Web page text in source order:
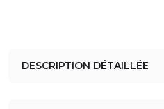
DESCRIPTION DÉTAILLÉE